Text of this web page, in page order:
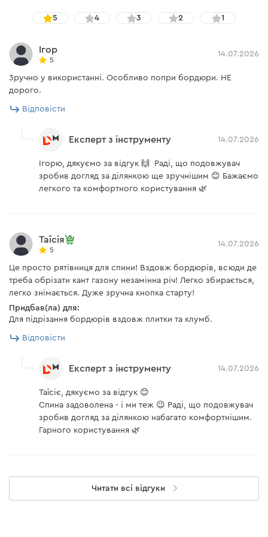
• Рукоятка оснащена прогумованою вставкою, що
запобігає ковзанню навіть під час тривалого
використання.
5 4 3 2 1
Ігор
5
14.07.2026
3ручно у використанні. Особливо попри бoрдюри. НЕ
дорого.
Відповісти
Експерт з інструменту 14.07.2026
Ігорю, дякуємо за відгук 🙌 Раді, що подовжувач
зробив догляд за ділянкою ще зручнішим 😊 Бажаємо
легкого та комфортного користування 🌿
Таїсія
5
14.07.2026
Це просто рятівниця для спини! Вздовж бордюрів, всюди де
треба обрізати кант газону незамінна річ! Легко збирається,
легко знімається. Дуже зручна кнопка старту!
Придбав(ла) для:
Для підрізання бордюрів вздовж плитки та клумб.
Відповісти
Експерт з інструменту 14.07.2026
Таїсіє, дякуємо за відгук 😊
Спина задоволена - і ми теж 😉 Раді, що подовжувач
зробив догляд за ділянкою набагато комфортнішим.
Гарного користування 🌿
Читати всі відгуки